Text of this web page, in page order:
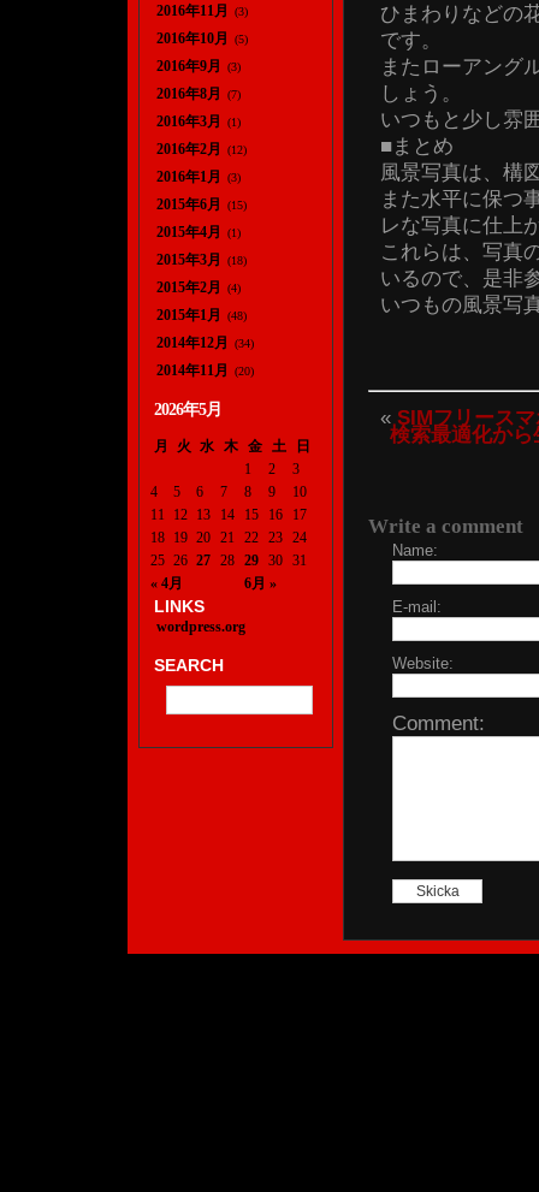
ひまわりなどの
です。
またローアング
しょう。
いつもと少し雰
■まとめ
風景写真は、構
また水平に保つ
レな写真に仕上
これらは、写真
いるので、是非
いつもの風景写
«SIMフリース
検索最適化か
Write a comment
Name:
E-mail:
Website:
Comment:
2016年11月 (3)
2016年10月 (5)
2016年9月 (3)
2016年8月 (7)
2016年3月 (1)
2016年2月 (12)
2016年1月 (3)
2015年6月 (15)
2015年4月 (1)
2015年3月 (18)
2015年2月 (4)
2015年1月 (48)
2014年12月 (34)
2014年11月 (20)
2026年5月
月 火 水 木 金 土 日
« 4月 6月 »
1 2
3
4
5 6 7 8 9
10
11
12 13 14 15 16
17
18
19 20 21 22 23
24
25 26 27 28 29 30 31
LINKS
wordpress.org
SEARCH